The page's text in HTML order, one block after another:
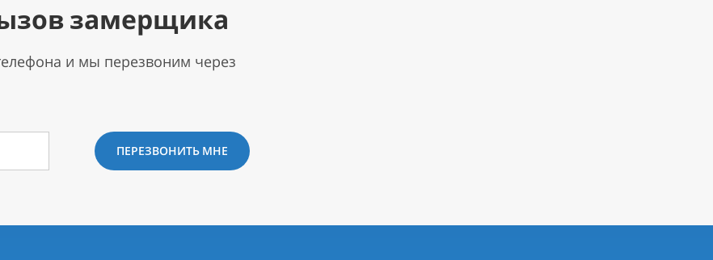
замерщика
и мы перезвоним через
ПЕРЕЗВОНИТЬ МНЕ